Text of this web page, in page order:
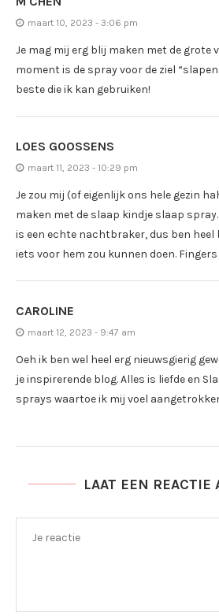
maart 10, 2023 - 3:06 pm
Je mag mij erg blij maken met de grote
moment is de spray voor de ziel
beste die ik kan gebruiken!
LOES GOOSSENS
maart 11, 2023 - 10:29 pm
Je zou mij (of eigenlijk ons hele gezin
maken met de slaap kindje slaap
is een echte nachtbraker, dus ben heel
iets voor hem zou kunnen doen.
CAROLINE
maart 12, 2023 - 9:47 am
Oeh ik ben wel heel erg nieuwsgierig
je inspirerende blog. Alles is liefde en
sprays waartoe ik mij voel
LAAT EEN REACTIE